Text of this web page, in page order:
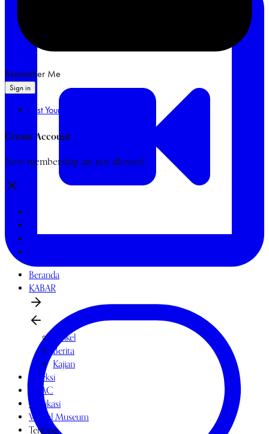
Remember Me
Sign in
Lost Your Password?
Create Account
New membership are not allowed.
Beranda
KABAR
Artikel
Berita
Kajian
Koleksi
OPAC
Publikasi
Virtual Museum
Tentang